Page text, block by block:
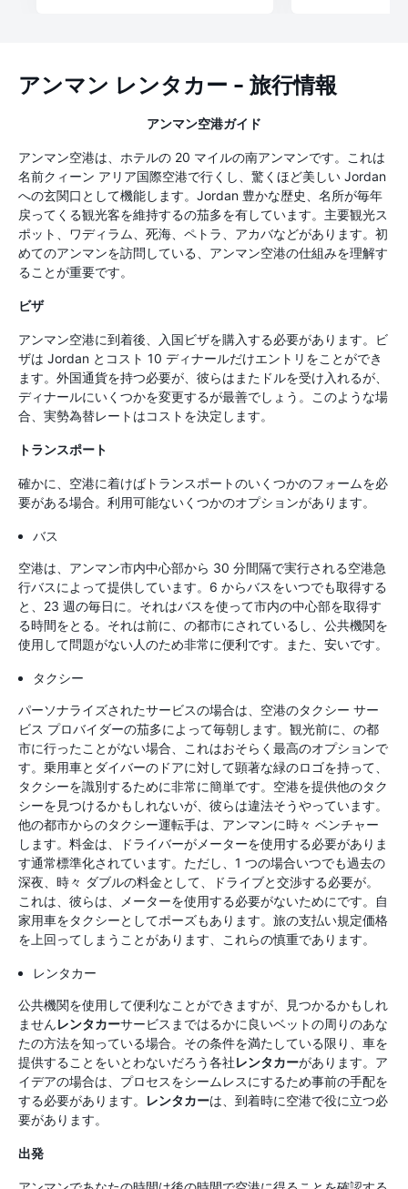
アンマン レンタカー - 旅行情報
アンマン空港ガイド
アンマン空港は、ホテルの 20 マイルの南アンマンです。これは
名前クィーン アリア国際空港で行くし、驚くほど美しい Jordan
への玄関口として機能します。Jordan 豊かな歴史、名所が毎年
戻ってくる観光客を維持するの茄多を有しています。主要観光ス
ポット、ワディラム、死海、ペトラ、アカバなどがあります。初
めてのアンマンを訪問している、アンマン空港の仕組みを理解す
ることが重要です。
ビザ
アンマン空港に到着後、入国ビザを購入する必要があります。ビ
ザは Jordan とコスト 10 ディナールだけエントリをことができ
ます。外国通貨を持つ必要が、彼らはまたドルを受け入れるが、
ディナールにいくつかを変更するが最善でしょう。このような場
合、実勢為替レートはコストを決定します。
トランスポート
確かに、空港に着けばトランスポートのいくつかのフォームを必
要がある場合。利用可能ないくつかのオプションがあります。
バス
空港は、アンマン市内中心部から 30 分間隔で実行される空港急
行バスによって提供しています。6 からバスをいつでも取得する
と、23 週の毎日に。それはバスを使って市内の中心部を取得す
る時間をとる。それは前に、の都市にされているし、公共機関を
使用して問題がない人のため非常に便利です。また、安いです。
タクシー
パーソナライズされたサービスの場合は、空港のタクシー サー
ビス プロバイダーの茄多によって毎朝します。観光前に、の都
市に行ったことがない場合、これはおそらく最高のオプションで
す。乗用車とダイバーのドアに対して顕著な緑のロゴを持って、
タクシーを識別するために非常に簡単です。空港を提供他のタク
シーを見つけるかもしれないが、彼らは違法そうやっています。
他の都市からのタクシー運転手は、アンマンに時々 ベンチャー
します。料金は、ドライバーがメーターを使用する必要がありま
す通常標準化されています。ただし、1 つの場合いつでも過去の
深夜、時々 ダブルの料金として、ドライブと交渉する必要が。
これは、彼らは、メーターを使用する必要がないためにです。自
家用車をタクシーとしてポーズもあります。旅の支払い規定価格
を上回ってしまうことがあります、これらの慎重であります。
レンタカー
公共機関を使用して便利なことができますが、見つかるかもしれ
ませんレンタカーサービスまではるかに良いベットの周りのあな
たの方法を知っている場合。その条件を満たしている限り、車を
提供することをいとわないだろう各社レンタカーがあります。ア
イデアの場合は、プロセスをシームレスにするため事前の手配を
する必要があります。
レンタカーは、到着時に空港で役に立つ必
要があります。
出発